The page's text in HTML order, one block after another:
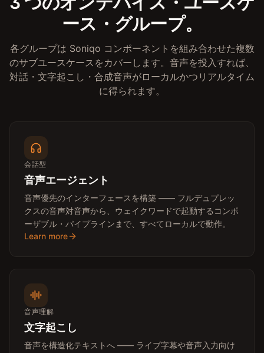
ース・グループ。
各グループは Soniqo コンポーネントを組み合わせた複数
のサブユースケースをカバーします。音声を投入すれば、
対話・文字起こし・合成音声がローカルかつリアルタイム
に得られます。
会話型
音声エージェント
音声優先のインターフェースを構築 —— フルデュプレッ
クスの音声対音声から、ウェイクワードで起動するコンポ
ーザブル・パイプラインまで、すべてローカルで動作。
Learn more
音声理解
文字起こし
音声を構造化テキストへ —— ライブ字幕や音声入力向け